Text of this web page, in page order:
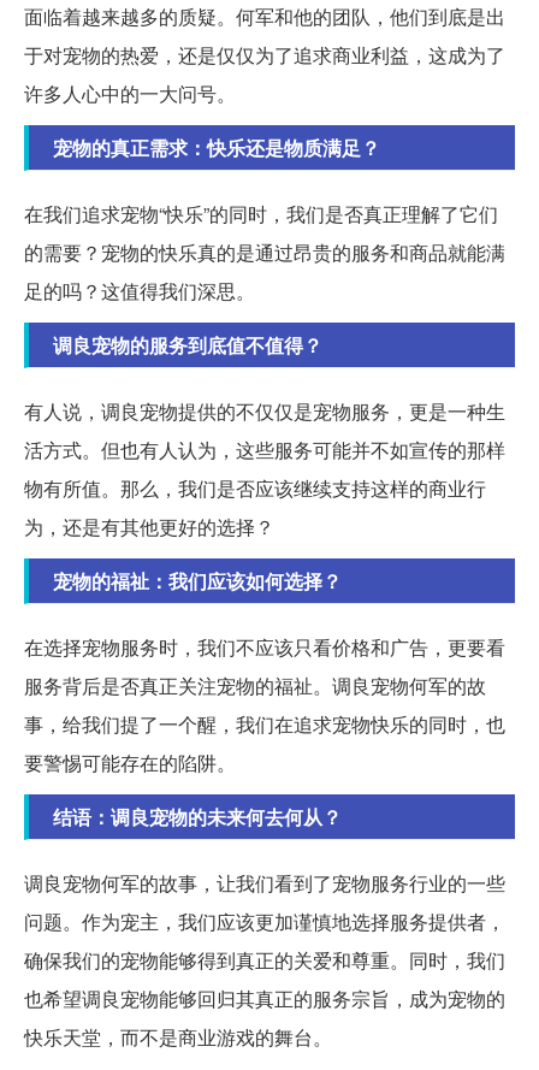
面临着越来越多的质疑。何军和他的团队，他们到底是出
于对宠物的热爱，还是仅仅为了追求商业利益，这成为了
许多人心中的一大问号。
宠物的真正需求：快乐还是物质满足？
在我们追求宠物“快乐”的同时，我们是否真正理解了它们
的需要？宠物的快乐真的是通过昂贵的服务和商品就能满
足的吗？这值得我们深思。
调良宠物的服务到底值不值得？
有人说，调良宠物提供的不仅仅是宠物服务，更是一种生
活方式。但也有人认为，这些服务可能并不如宣传的那样
物有所值。那么，我们是否应该继续支持这样的商业行
为，还是有其他更好的选择？
宠物的福祉：我们应该如何选择？
在选择宠物服务时，我们不应该只看价格和广告，更要看
服务背后是否真正关注宠物的福祉。调良宠物何军的故
事，给我们提了一个醒，我们在追求宠物快乐的同时，也
要警惕可能存在的陷阱。
结语：调良宠物的未来何去何从？
调良宠物何军的故事，让我们看到了宠物服务行业的一些
问题。作为宠主，我们应该更加谨慎地选择服务提供者，
确保我们的宠物能够得到真正的关爱和尊重。同时，我们
也希望调良宠物能够回归其真正的服务宗旨，成为宠物的
快乐天堂，而不是商业游戏的舞台。